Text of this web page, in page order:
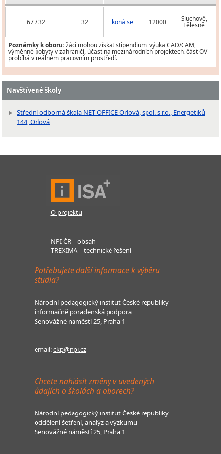
67 / 32 32 koná se 12000 Sluchově,
Tělesně
Poznámky k oboru:žáci mohou získat stipendium, výuka CAD/CAM,
výměnné pobyty v zahraničí, účast na mezinárodních projektech, část OV
probíhá v reálném pracovním prostředí.
Navštívené školy
Střední odborná škola NET OFFICE Orlová, spol. s r.o., Energetiků
144, Orlová
O projektu
NPI ČR – obsah
TREXIMA – technické řešení
Potřebujete další informace k výběru
studia?
Národní pedagogický institut České republiky
informačně poradenská podpora
Senovážné náměstí 25, Praha 1
email:ckp@npi.cz
Chcete nahlásit změny v uvedených
údajích o školách a oborech?
Národní pedagogický institut České republiky
oddělení šetření, analýz a výzkumu
Senovážné náměstí 25, Praha 1